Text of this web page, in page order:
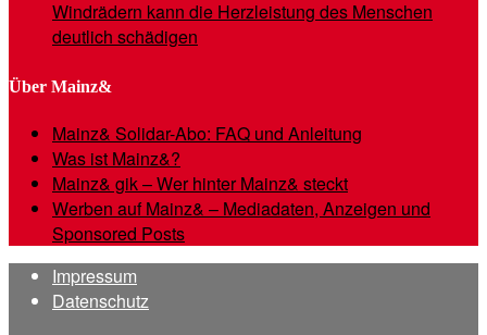
Windrädern kann die Herzleistung des Menschen
deutlich schädigen
Über Mainz&
Mainz& Solidar-Abo: FAQ und Anleitung
Was ist Mainz&?
Mainz& gik – Wer hinter Mainz& steckt
Werben auf Mainz& – Mediadaten, Anzeigen und
Sponsored Posts
Impressum
Datenschutz